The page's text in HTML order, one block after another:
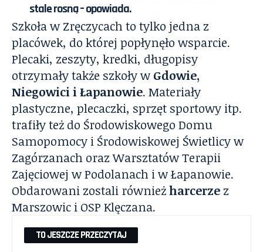
stale rosną – opowiada.
Szkoła w Zręczycach to tylko jedna z
placówek, do której popłynęło wsparcie.
Plecaki, zeszyty, kredki, długopisy
otrzymały także szkoły w Gdowie,
Niegowici i Łapanowie. Materiały
plastyczne, plecaczki, sprzęt sportowy itp.
trafiły też do Środowiskowego Domu
Samopomocy i Środowiskowej Świetlicy w
Zagórzanach oraz Warsztatów Terapii
Zajęciowej w Podolanach i w Łapanowie.
Obdarowani zostali równieżharcerze z
Marszowic i OSP Klęczana.
TO JESZCZE PRZECZYTAJ